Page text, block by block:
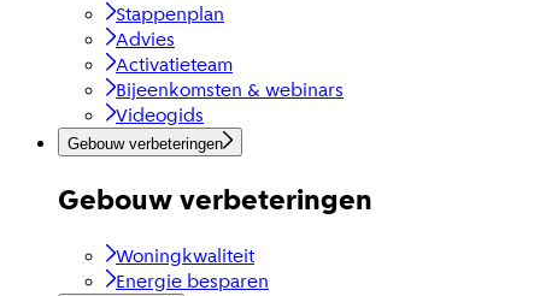
Stappenplan
Advies
Activatieteam
Bijeenkomsten & webinars
Videogids
Gebouw verbeteringen
Gebouw verbeteringen
Woningkwaliteit
Energie besparen